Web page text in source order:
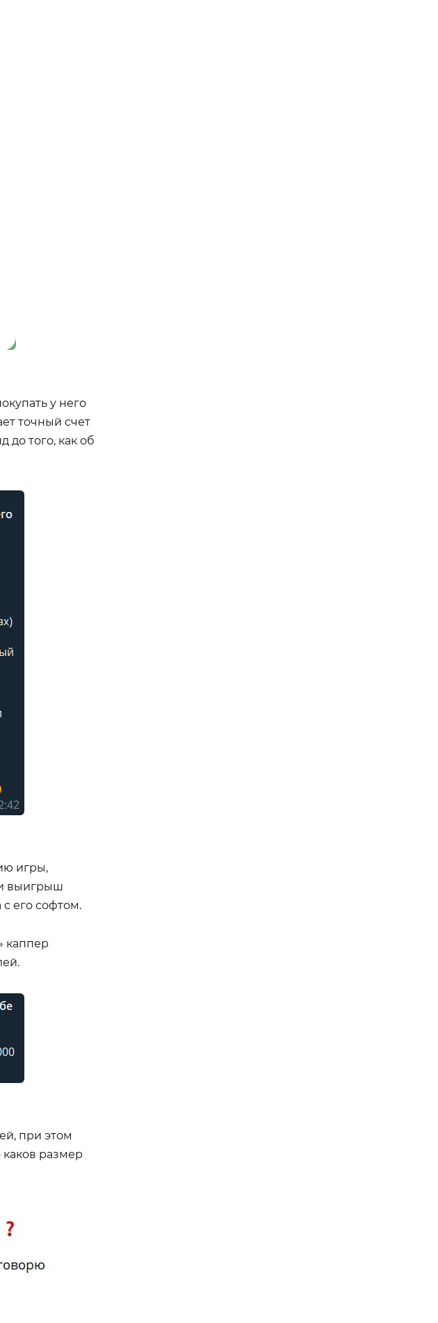
у него
точный счет
до того, как об
игры,
и выигрыш
его софтом.
каппер
при этом
размер